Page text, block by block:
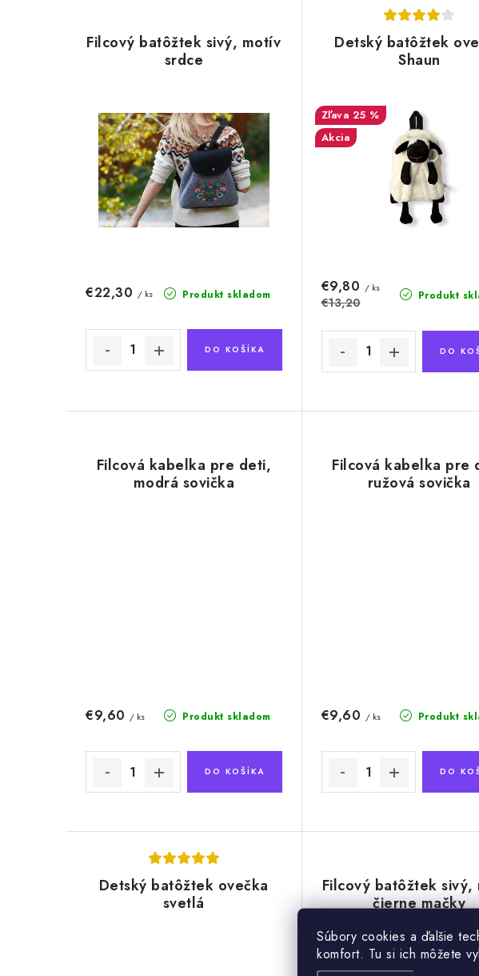
Súbory cookies a ďalšie
komfort. Tu si ich môžete
v
Filcový batôžtek sivý, motív
srdce
Produkt skladom
€22,30 / ks
DO KOŠÍKA
Detský batôžtek
Shaun
25 %
Akcia
Produkt
€9,80 / ks
€13,20
DO
Filcová kabelka pre deti,
modrá sovička
Produkt skladom
€9,60 / ks
DO KOŠÍKA
Filcová kabelka pre
ružová sovička
Produkt
€9,60 / ks
DO
Detský batôžtek ovečka
svetlá
Filcový batôžtek sivý,
čierne mačky